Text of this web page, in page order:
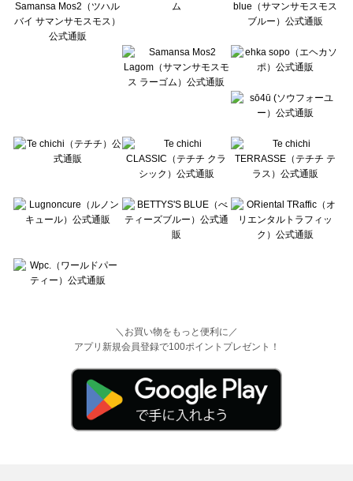
BETTY'S BLUE（べティーズブルー）のスニーカー一覧
Wpc.（ワールドパーティー）のスニーカー一覧
＼お買い物をもっと便利に／
アプリ新規会員登録で100ポイントプレゼント！